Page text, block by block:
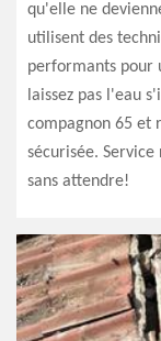
qu'elle ne
utilisent des
performants pour
laissez pas l'eau
compagnon 65 et
sécurisée.
sans attendre!